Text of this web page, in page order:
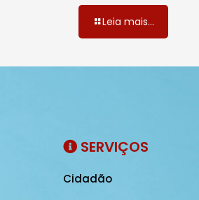
Leia mais...
SERVIÇOS
Cidadão